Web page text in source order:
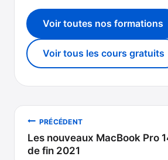
Voir toutes nos formations
Voir tous les cours gratuits
Navigation
de
PRÉCÉDENT
Les nouveaux MacBook Pro
de fin 2021